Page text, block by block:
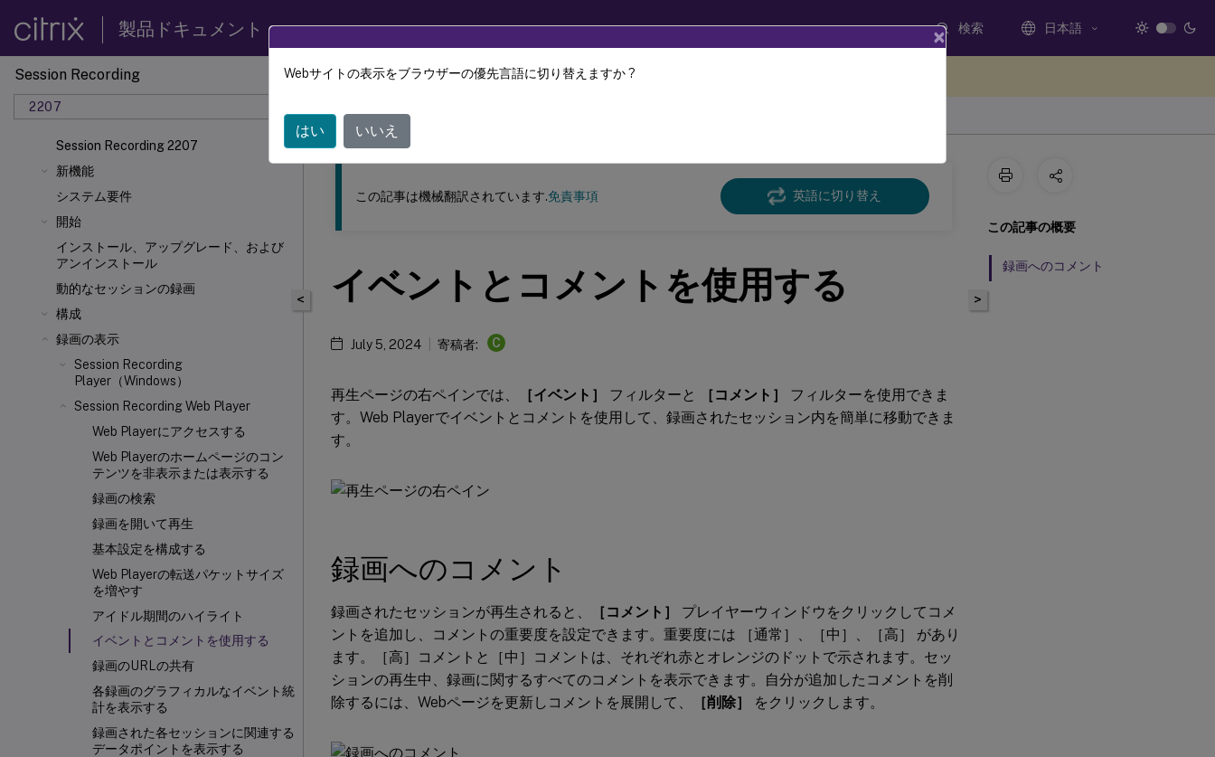
製品ドキュメント 検索 日本語
Session Recording
2207
Session Recording 2207
新機能
システム要件
開始
インストール、アップグレード、および
アンインストール
動的なセッションの録画
構成
録画の表示
Session Recording
Player（Windows）
Session Recording Web Player
Web Playerにアクセスする
Web Playerのホームページのコン
テンツを非表示または表示する
録画の検索
録画を開いて再生
基本設定を構成する
Web Playerの転送パケットサイズ
を増やす
アイドル期間のハイライト
イベントとコメントを使用する
録画のURLの共有
各録画のグラフィカルなイベント統
計を表示する
録画された各セッションに関連する
データポイントを表示する
このコンテンツは動的に機械翻訳されています。
Session Recording
<
この記事は機械翻訳されています.免責事項 英語に切り替え
イベントとコメントを使用する
July 5, 2024 寄稿者: C
再生ページの右ペインでは、 ［イベント］ フィルターと ［コメント］
フィルターを使用できま
す。Web Playerでイベントとコメントを使用して、録画されたセッション内を簡単に移動できま
す。
録画へのコメント
録画されたセッションが再生されると、 ［コメント］
プレイヤーウィンドウをクリックしてコメ
ントを追加し、コメントの重要度を設定できます。重要度には ［通常］、［中］、［高］ があり
ます。［高］コメントと［中］コメントは、それぞれ赤とオレンジのドットで示されます。セッ
ションの再生中、録画に関するすべてのコメントを表示できます。自分が追加したコメントを削
除するには、Webページを更新しコメントを展開して、
［削除］ をクリックします。
>
この記事の概要
録画へのコメント
×
Webサイトの表示をブラウザーの優先言語に切り替えますか ?
はい いいえ